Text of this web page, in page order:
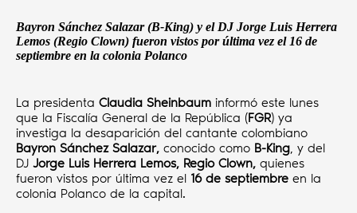
Bayron Sánchez Salazar (B-King) y el DJ Jorge Luis Herrera
Lemos (Regio Clown) fueron vistos por última vez el 16 de
septiembre en la colonia Polanco
La presidenta Claudia Sheinbaum informó este lunes
que la Fiscalía General de la República (FGR) ya
investiga la desaparición del cantante colombiano
Bayron Sánchez Salazar, conocido como B-King, y del
DJ Jorge Luis Herrera Lemos, Regio Clown, quienes
fueron vistos por última vez el 16 de septiembre en la
colonia Polanco de la capital.